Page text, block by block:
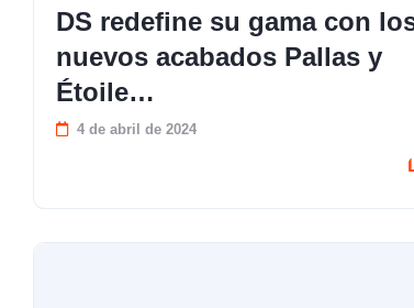
DS redefine su gama con
nuevos acabados Pallas y
Étoile…
4 de abril de 2024